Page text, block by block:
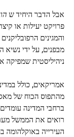
אבל הדבר היחיד ש
פרויקט יעילות או
והמגינים
מבפנים, על ידי נשיא
ניהיליסטית שמפיקה
אמריקאים, כולל
מהתפוס הכוח של
ברחבי המדינה
רואים את הממשל
העירייה באוקלהומה